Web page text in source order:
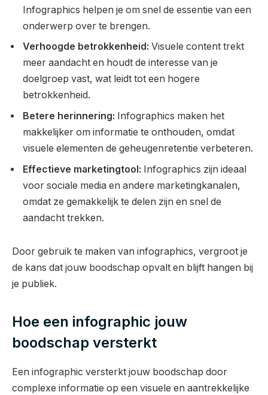
Infographics helpen je om snel de essentie van een
onderwerp over te brengen.
Verhoogde betrokkenheid: Visuele content trekt
meer aandacht en houdt de interesse van je
doelgroep vast, wat leidt tot een hogere
betrokkenheid.
Betere herinnering: Infographics maken het
makkelijker om informatie te onthouden, omdat
visuele elementen de geheugenretentie verbeteren.
Effectieve marketingtool: Infographics zijn ideaal
voor sociale media en andere marketingkanalen,
omdat ze gemakkelijk te delen zijn en snel de
aandacht trekken.
Door gebruik te maken van infographics, vergroot je
de kans dat jouw boodschap opvalt en blijft hangen bij
je publiek.
Hoe een infographic jouw
boodschap versterkt
Een infographic versterkt jouw boodschap door
complexe informatie op een visuele en aantrekkelijke